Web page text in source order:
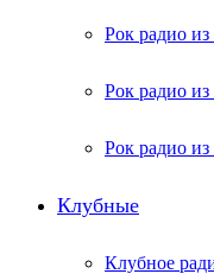
Рок радио
Рок радио
Рок радио
Клубные
Клубное